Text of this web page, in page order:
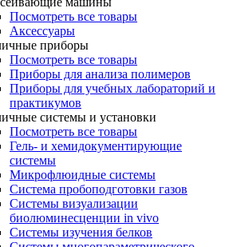
Посмотреть все товары
Аксессуары
приборы
Посмотреть все товары
Приборы для анализа полимеров
Приборы для учебных лабораторий и
практикумов
системы и установки
Посмотреть все товары
Гель- и хемидокументирующие
системы
Микрофлюидные системы
Система пробоподготовки газов
Системы визуализации
биолюминесценции in vivo
Системы изучения белков